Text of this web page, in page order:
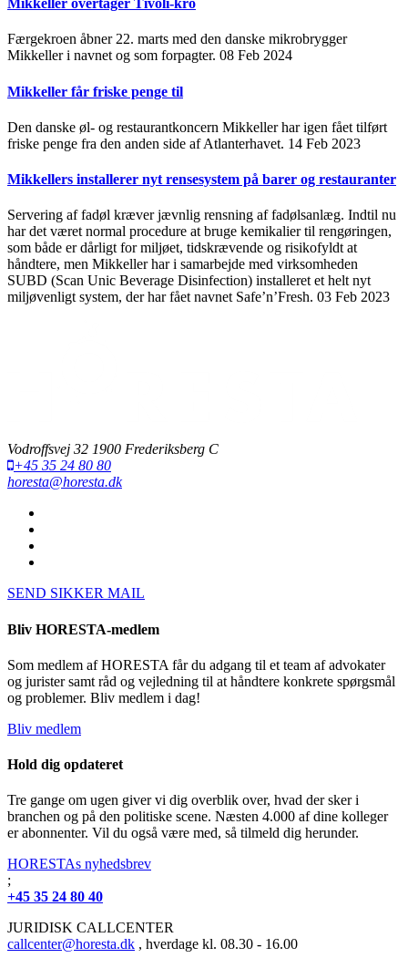
Mikkeller overtager Tivoli-kro
Færgekroen åbner 22. marts med den danske mikrobrygger
Mikkeller i navnet og som forpagter. 08 Feb 2024
Mikkeller får friske penge til
Den danske øl- og restaurantkoncern Mikkeller har igen fået tilført
friske penge fra den anden side af Atlanterhavet. 14 Feb 2023
Mikkellers installerer nyt rensesystem på barer og restauranter
Servering af fadøl kræver jævnlig rensning af fadølsanlæg. Indtil nu
har det været normal procedure at bruge kemikalier til rengøringen,
som både er dårligt for miljøet, tidskrævende og risikofyldt at
håndtere, men Mikkeller har i samarbejde med virksomheden
SUBD (Scan Unic Beverage Disinfection) installeret et helt nyt
miljøvenligt system, der har fået navnet Safe’n’Fresh. 03 Feb 2023
Vodroffsvej 32 1900 Frederiksberg C
+45 35 24 80 80
horesta@horesta.dk
SEND SIKKER MAIL
Bliv HORESTA-medlem
Som medlem af HORESTA får du adgang til et team af advokater
og jurister samt råd og vejledning til at håndtere konkrete spørgsmål
og problemer. Bliv medlem i dag!
Bliv medlem
Hold dig opdateret
Tre gange om ugen giver vi dig overblik over, hvad der sker i
branchen og på den politiske scene. Næsten 4.000 af dine kolleger
er abonnenter. Vil du også være med, så tilmeld dig herunder.
HORESTAs nyhedsbrev
;
+45 35 24 80 40
JURIDISK CALLCENTER
callcenter@horesta.dk , hverdage kl. 08.30 - 16.00